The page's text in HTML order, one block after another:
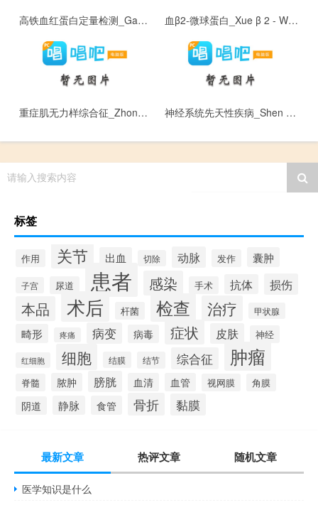
高铁血红蛋白定量检测_Gao Tie Xue Hong Dan Bai Ding Liang Jian Ce 血β2-微球蛋白_Xue β 2 - Wei Qiu Dan Bai
重症肌无力样综合征_Zhong Zheng Ji Wu Li Yang Zong He Zheng 神经系统先天性疾病_Shen Jing Xi Tong Xian Tian Xing Ji Bing
请输入搜索内容
标签
作用 关节 出血 切除 动脉 发作 囊肿
子宫 尿道 患者 感染 手术 抗体 损伤
本品 术后 杆菌 检查 治疗 甲状腺
畸形 疼痛 病变 病毒 症状 皮肤 神经
红细胞 细胞 结膜 结节 综合征 肿瘤
脊髓 脓肿 膀胱 血清 血管 视网膜 角膜
阴道 静脉 食管 骨折 黏膜
最新文章 热评文章 随机文章
医学知识是什么